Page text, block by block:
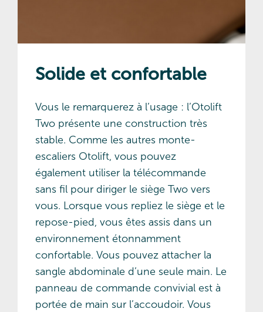
Solide et confortable
Vous le remarquerez à l’usage : l’Otolift
Two présente une construction très
stable. Comme les autres monte-
escaliers Otolift, vous pouvez
également utiliser la télécommande
sans fil pour diriger le siège Two vers
vous. Lorsque vous repliez le siège et le
repose-pied, vous êtes assis dans un
environnement étonnamment
confortable. Vous pouvez attacher la
sangle abdominale d’une seule main. Le
panneau de commande convivial est à
portée de main sur l’accoudoir. Vous